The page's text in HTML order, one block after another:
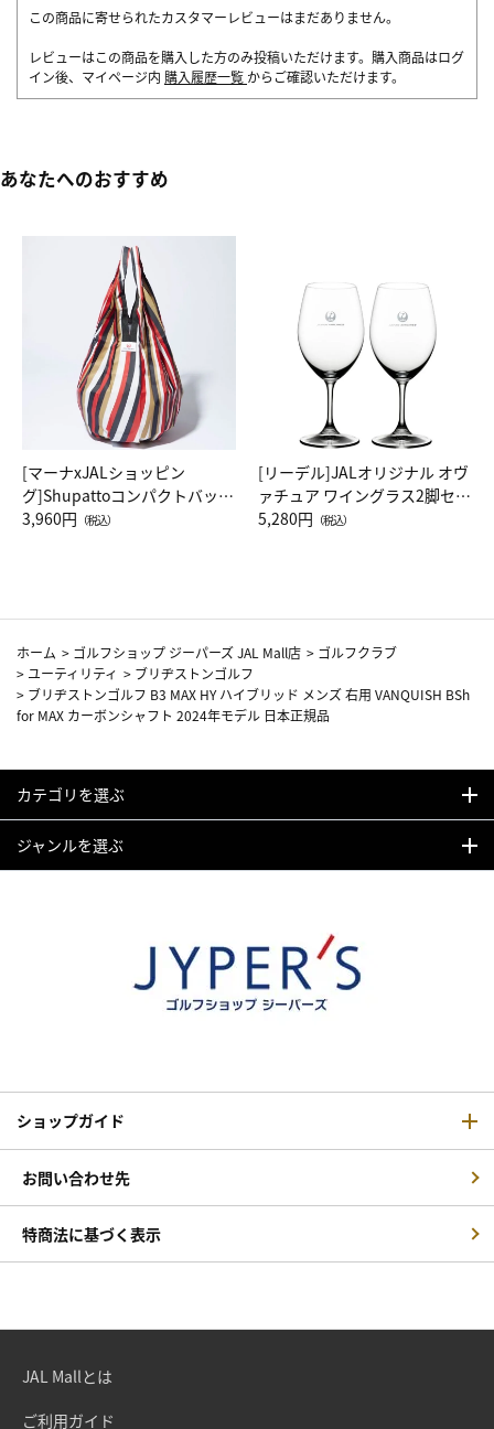
この商品に寄せられたカスタマーレビューはまだありません。
レビューはこの商品を購入した方のみ投稿いただけます。購入商品はログ
イン後、マイページ内 購入履歴一覧 からご確認いただけます。
あなたへのおすすめ
[マーナxJALショッピン
グ]Shupattoコンパクトバッグ
Drop JAL客室乗務員（LC）ス
3,960円 （税込）
[リーデル]JALオリジナル オヴ
ァチュア ワイングラス2脚セッ
ト（レッドワイン）
5,280円 （税込）
ホーム > ゴルフショップ ジーパーズ JAL Mall店 > ゴルフクラブ
> ユーティリティ > ブリヂストンゴルフ
> ブリヂストンゴルフ B3 MAX HY ハイブリッド メンズ 右用 VANQUISH BSh
for MAX カーボンシャフト 2024年モデル 日本正規品
カテゴリを選ぶ
ジャンルを選ぶ
ショップガイド
お問い合わせ先
特商法に基づく表示
JAL Mallとは
ご利用ガイド